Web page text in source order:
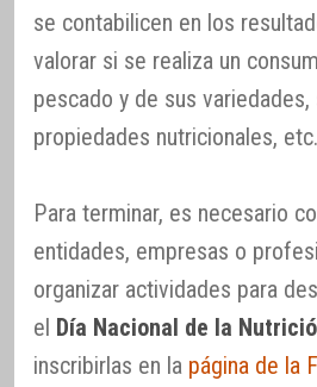
se contabilicen en los
valorar si se realiza un
pescado y de sus
propiedades nutricionales, etc.
Para terminar, es necesario
entidades, empresas o
organizar actividades para
el Día Nacional de la
inscribirlas en la página de la